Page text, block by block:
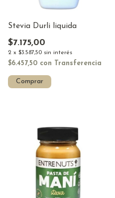
Stevia Durli liquida
$7.175,00
2 x $3.587,50 sin interés
$6.457,50 con Transferencia
Comprar